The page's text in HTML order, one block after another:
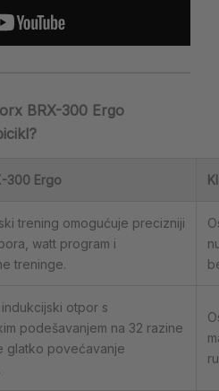
BRX-300 Ergo
300 Ergo
trening omogućuje precizniji
watt program i
treninge.
otpor s
podešavanjem na 32 razine
glatko povećavanje